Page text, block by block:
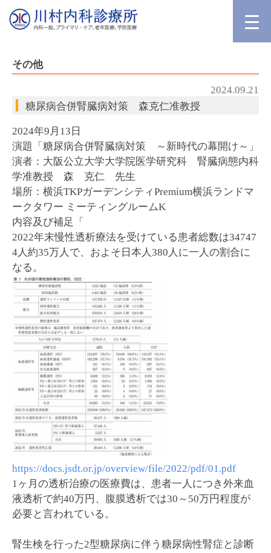
その他
2024.09.21
糖尿病合併腎臓病対策 森克仁准教授
2024年9月13日
演題「糖尿病合併腎臓病対策 ～新時代の幕開け～」
演者：大阪公立大学大学院医学研究科 腎臓病態内科
学准教授 森 克仁 先生
場所：横浜TKPガーデンシティPremium横浜ランドマ
ークタワー ミーティングルームK
内容及び補足「
2022年末慢性透析療法を受けている患者総数は34747
4人約35万人で、およそ日本人380人に一人の割合に
なる。
https://docs.jsdt.or.jp/overview/file/2022/pdf/01.pdf
1ヶ月の透析治療の医療費は、患者一人につき外来血
液透析で約40万円、腹膜透析では30～50万円程度が
必要と言われている。
腎生検を行った2型糖尿病に伴う糖尿病性腎症と診断